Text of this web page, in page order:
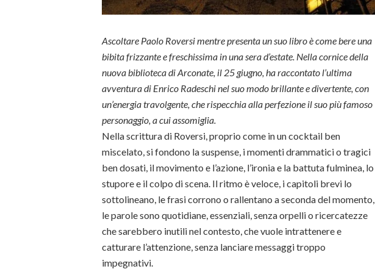
Ascoltare Paolo Roversi mentre presenta un suo libro è come bere una
bibita frizzante e freschissima in una sera d’estate. Nella cornice della
nuova biblioteca di Arconate, il 25 giugno, ha raccontato l’ultima
avventura di Enrico Radeschi nel suo modo brillante e divertente, con
un’energia travolgente, che rispecchia alla perfezione il suo più famoso
personaggio, a cui assomiglia.
Nella scrittura di Roversi, proprio come in un cocktail ben
miscelato, si fondono la suspense, i momenti drammatici o tragici
ben dosati, il movimento e l’azione, l’ironia e la battuta fulminea, lo
stupore e il colpo di scena. Il ritmo è veloce, i capitoli brevi lo
sottolineano, le frasi corrono o rallentano a seconda del momento,
le parole sono quotidiane, essenziali, senza orpelli o ricercatezze
che sarebbero inutili nel contesto, che vuole intrattenere e
catturare l’attenzione, senza lanciare messaggi troppo
impegnativi.